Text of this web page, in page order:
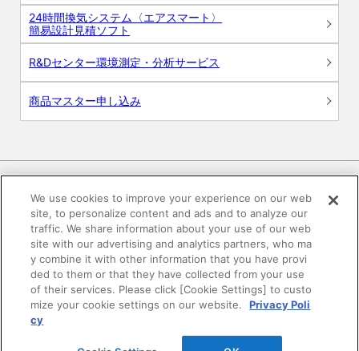
24時間換気システム〈エアスマート〉
簡易設計見積ソフト
R&Dセンター環境測定・分析サービス
商品マスター申し込み
電子公告 このWEBサイトについて
プライバシーポリシー
SNSコミュニティガイドライン サイトマップ
©DAIKEN Corporation All Rights Reserved.
We use cookies to improve your experience on our web
site, to personalize content and ads and to analyze our
traffic. We share information about your use of our web
site with our advertising and analytics partners, who ma
y combine it with other information that you have provi
ded to them or that they have collected from your use
of their services. Please click [Cookie Settings] to custo
mize your cookie settings on our website.
Privacy Poli
cy